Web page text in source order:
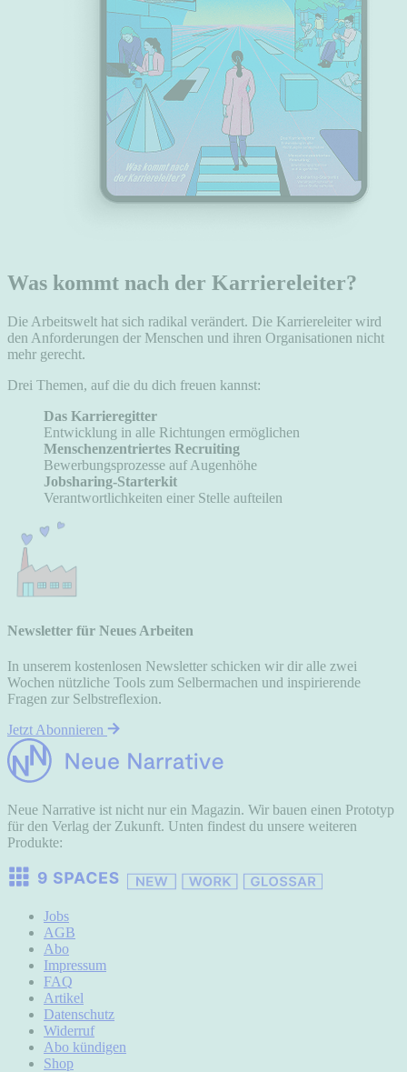
Was kommt nach der Karriereleiter?
Die Arbeitswelt hat sich radikal verändert. Die Karriereleiter wird
den Anforderungen der Menschen und ihren Organisationen nicht
mehr gerecht.
Drei Themen, auf die du dich freuen kannst:
Das Karrieregitter
Entwicklung in alle Richtungen ermöglichen
Menschenzentriertes Recruiting
Bewerbungsprozesse auf Augenhöhe
Jobsharing-Starterkit
Verantwortlichkeiten einer Stelle aufteilen
Newsletter für Neues Arbeiten
In unserem kostenlosen Newsletter schicken wir dir alle zwei
Wochen nützliche Tools zum Selbermachen und inspirierende
Fragen zur Selbstreflexion.
Jetzt Abonnieren
Neue Narrative ist nicht nur ein Magazin. Wir bauen einen Prototyp
für den Verlag der Zukunft. Unten findest du unsere weiteren
Produkte:
Jobs
AGB
Abo
Impressum
FAQ
Artikel
Datenschutz
Widerruf
Abo kündigen
Shop